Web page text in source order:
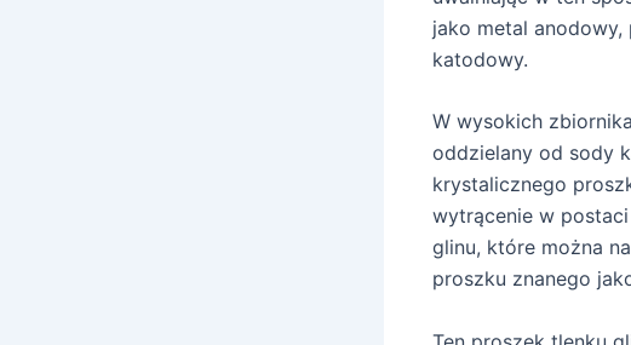
jako metal
katodowy.
W wysokich
oddzielany od sody
krystalicznego
wytrącenie w
glinu, które można
proszku znanego